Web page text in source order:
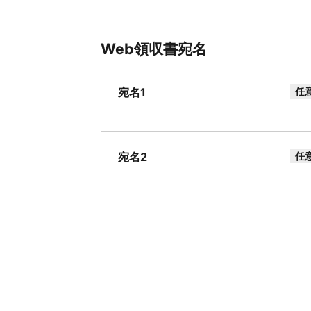
Web領収書宛名
宛名1 任
宛名2 任